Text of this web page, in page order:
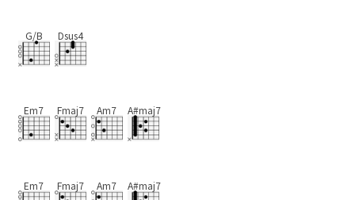
G/B Dsus4
Em7 Fmaj7 Am7 A#maj7
Em7 Fmaj7 Am7 A#maj7